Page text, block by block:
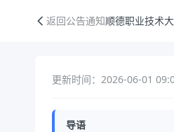
返回公告通知顺德职业技术
更新时间：2026-06-01
导语